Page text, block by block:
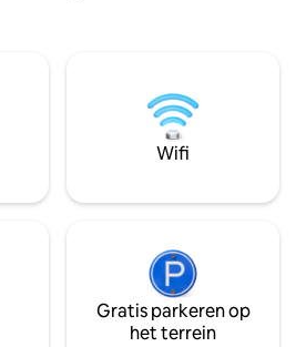
huis is er een
fitnesscenter
parkeerplaats in
gehuurd. Vraag
Wifi
Gratis parkeren op
het terrein